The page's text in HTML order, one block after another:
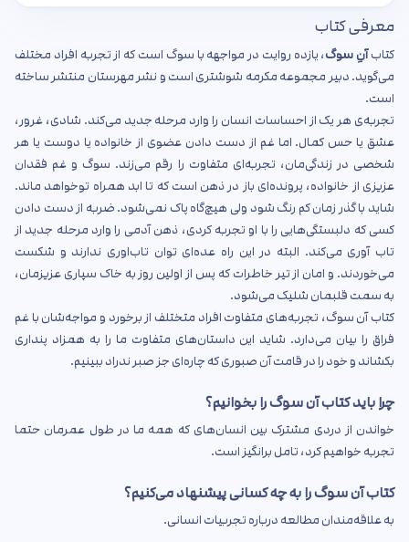
معرفی کتاب
کتابآنِ سوگ، یازده روایت در مواجهه با سوگ است که از تجربه افراد مختلف
می‌گوید. دبیر مجموعه مکرمه شوشتری است و نشر مهرستان منتشر ساخته
است.
تجربه‌ی هر یک از احساسات انسان را وارد مرحله جدید می‌کند. شادی، غرور،
عشق یا حس کمال. اما غم از دست دادن عضوی از خانواده یا دوست یا هر
شخصی در زندگی‌مان، تجربه‌ای متفاوت را رقم می‌زند. سوگ و غم فقدان
عزیزی از خانواده‌، پرونده‌ای باز در ذهن است که تا ابد همراه توخواهد ماند.
شاید با گذر زمان کم رنگ شود ولی هیچ‌گاه پاک نمی‌شود. ضربه از دست دادن
کسی که دلبستگی‌هایی را با او تجربه کردی، ذهن آدمی را وارد مرحله جدید از
تاب آوری می‌کند. البته در این راه عده‌ای توان تاب‌اوری ندارند و شکست
می‌خوردند. و امان از تیر خاطرات که پس از اولین روز به خاک سپاری عزیزمان،
به سمت قلبمان شلیک می‌شود.
کتاب آن سوگ، تجربه‌های متفاوت افراد متختلف از برخورد و مواجه‌شان با غم
فراق را بیان می‌دارد. شاید این داستان‌های متفاوت ما را به همزاد پنداری
بکشاند و خود را در قامت آن صبوری که چاره‌ای جز صبر ندراد ببینیم.
چرا باید کتاب آن سوگ را بخوانیم؟
خواندن از دردی مشترک بین انسان‌های که همه ما در طول عمرمان حتما
تجربه خواهیم کرد، تامل برانگیز است.
کتاب آن سوگ را به چه کسانی پیشنهاد می‌کنیم؟
به علاقه‌مندان مطالعه درباره تجربیات انسانی.